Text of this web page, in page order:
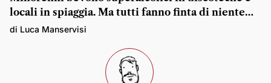
locali in spiaggia. Ma tutti fanno finta di niente…
di Luca Manservisi